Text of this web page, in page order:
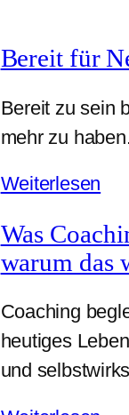
Bereit für
Bereit zu sein
mehr zu
Weiterlesen
Was
warum das
Coaching
heutiges
und